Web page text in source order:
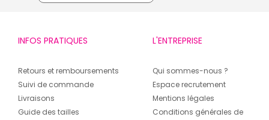
INFOS PRATIQUES
Retours et remboursements
Suivi de commande
Livraisons
Guide des tailles
L'ENTREPRISE
Qui sommes-nous ?
Espace recrutement
Mentions légales
Conditions générales de